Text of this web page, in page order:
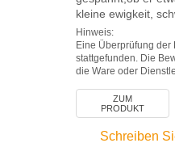
kleine ewigkeit,
Hinweis:
Eine Überprüfung der
stattgefunden. Die
die Ware oder
ZUM
PRODUKT
Schreiben